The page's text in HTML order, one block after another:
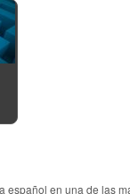
español en una de las